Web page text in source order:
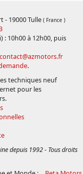
- 19000 Tulle ( France )
: 10h00 à 12h00, puis
contact@azmotors.fr
.
techniques neuf
pour les
depuis 1992 - Tous droits